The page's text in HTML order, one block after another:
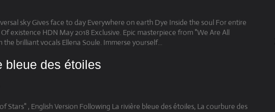
sky Gives face to day Everywhere on earth Dye Inside the soul For entire
existence HDN May 2018 Exclusive. Epic masterpiece from "We Are All
brilliant vocals Ellena Soule. Immerse yourself...
bleue des étoiles
Stars" , English Version Following La rivière bleue des étoiles, La courbure des